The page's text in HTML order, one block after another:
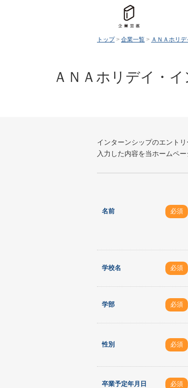
トップ > 企業一覧 > ＡＮＡホリ
ＡＮＡホリデイ・
インターンシップのエント
入力した内容を当ホームペ
名前 必須
学校名 必須
学部 必須
性別 必須
卒業予定年月日 必須